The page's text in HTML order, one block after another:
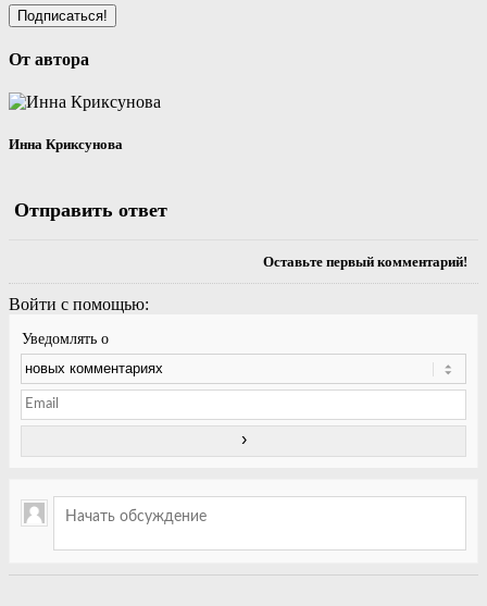
От автора
Инна Криксунова
Отправить ответ
Оставьте первый комментарий!
Войти с помощью:
Уведомлять о